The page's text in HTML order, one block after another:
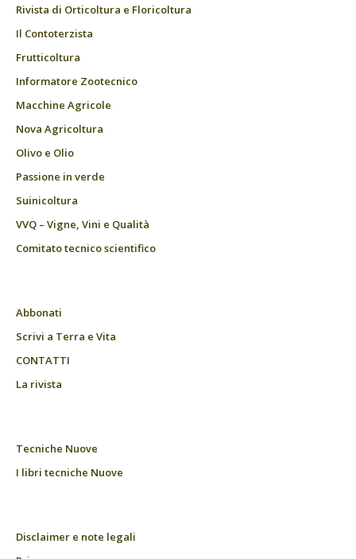
Rivista di Orticoltura e Floricoltura
Il Contoterzista
Frutticoltura
Informatore Zootecnico
Macchine Agricole
Nova Agricoltura
Olivo e Olio
Passione in verde
Suinicoltura
VVQ – Vigne, Vini e Qualità
Comitato tecnico scientifico
Abbonati
Scrivi a Terra e Vita
CONTATTI
La rivista
Tecniche Nuove
I libri tecniche Nuove
Disclaimer e note legali